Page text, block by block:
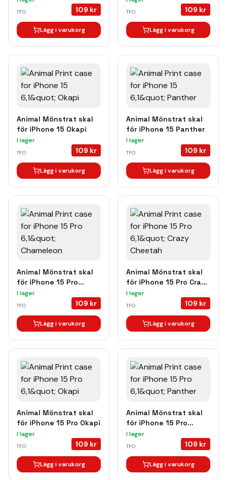
TFO 109 kr
Lägg i varukorg
TFO 109 kr
Lägg i varukorg
Animal Mönstrat skal
för iPhone 15 Okapi
I lager
TFO 109 kr
Lägg i varukorg
Animal Mönstrat skal
för iPhone 15 Panther
I lager
TFO 109 kr
Lägg i varukorg
Animal Mönstrat skal
för iPhone 15 Pro
Chameleon
I lager
TFO 109 kr
Lägg i varukorg
Animal Mönstrat skal
för iPhone 15 Pro Crazy
Cheetah
I lager
TFO 109 kr
Lägg i varukorg
Animal Mönstrat skal
för iPhone 15 Pro Okapi
I lager
TFO 109 kr
Lägg i varukorg
Animal Mönstrat skal
för iPhone 15 Pro
Panther
I lager
TFO 109 kr
Lägg i varukorg